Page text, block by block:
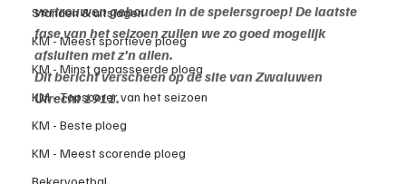
Standen & uitslagen
KM - Meest sportieve ploeg
KM - Minst gepasseerde ploeg
KM - Topscorer van het seizoen
KM - Beste ploeg
KM - Meest scorende ploeg
vertrouwen gehouden in de spelersgroep! De laatste
fase van het seizoen zullen we zo goed mogelijk
afsluiten met z’n allen.
Dit bericht verscheen op de site van Zwaluwen
Utrecht 1911.